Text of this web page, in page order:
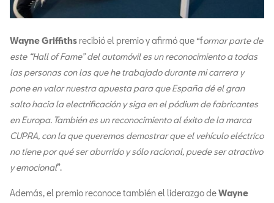
Wayne Griffiths recibió el premio y afirmó que “formar parte de
este “Hall of Fame” del automóvil es un reconocimiento a todas
las personas con las que he trabajado durante mi carrera y
pone en valor nuestra apuesta para que España dé el gran
salto hacia la electrificación y siga en el pódium de fabricantes
en Europa. También es un reconocimiento al éxito de la marca
CUPRA, con la que queremos demostrar que el vehículo eléctrico
no tiene por qué ser aburrido y sólo racional, puede ser atractivo
y emocional”.
Además, el premio reconoce también el liderazgo deWayne